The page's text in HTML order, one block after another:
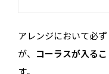
アレンジにおいて必
が、 コーラスが入る